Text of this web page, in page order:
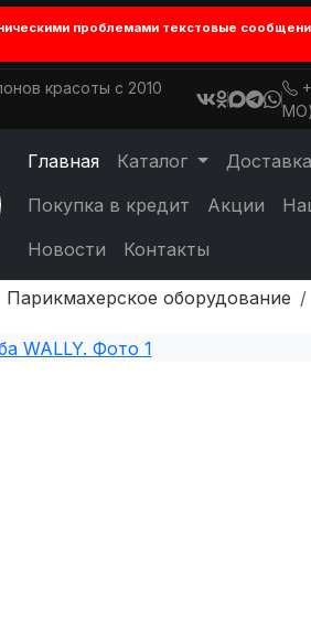
проблемами текстовые
красоты с 2010
МО)
Главная Каталог
Покупка в кредит
Акции
Новости
Контакты
Парикмахерское оборудование